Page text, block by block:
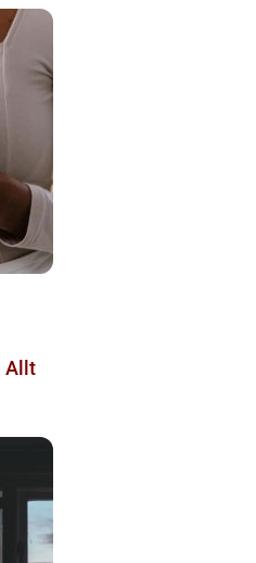
Allt